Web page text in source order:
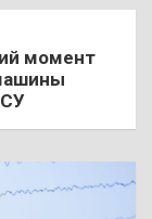
момент